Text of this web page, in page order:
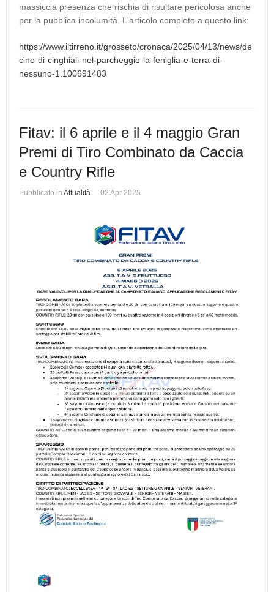
massiccia presenza che rischia di risultare pericolosa anche
per la pubblica incolumità. L'articolo completo a questo link:
https://www.iltirreno.it/grosseto/cronaca/2025/04/13/news/de
cine-di-cinghiali-nel-parcheggio-la-feniglia-e-terra-di-
nessuno-1.100691483
Fitav: il 6 aprile e il 4 maggio Gran
Premi di Tiro Combinato da Caccia
e Country Rifle
Pubblicato in Attualità 02 Apr 2025